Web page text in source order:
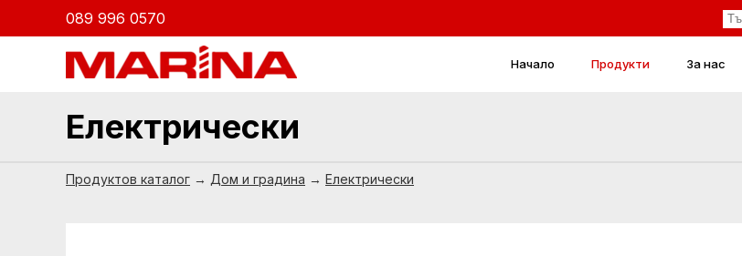
089 996 0570
Начало Продукти За нас
Електрически
Продуктов каталог → Дом и градина → Електрически